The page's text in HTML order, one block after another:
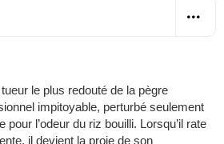
le plus redouté de la pègre
impitoyable, perturbé seulement
pour l’odeur du riz bouilli. Lorsqu’il rate
il devient la proie de son